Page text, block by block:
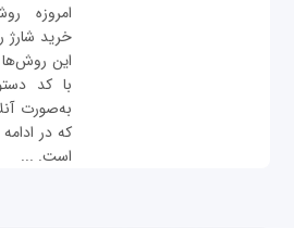
امروزه
خرید شارژ
این روش‌ها
با کد
به‌صورت
که در
است. ...